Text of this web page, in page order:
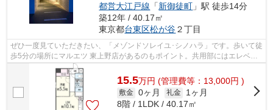
都営大江戸線 「新御徒町 」駅 徒歩14分
築12年 / 40.17㎡
東京都台東区松が谷２丁目
ぜひ一度見ていただきたい、「メゾンドソレイユ･シノハラ」です。歩いて徒
歩5分の場所にマルエツ 東上野店があるのもポイント。共用部にはエレベー
タ・敷地内ごみ置き場などが備わって...
15.5万円 (管理費等：13,000円 )
敷金 0ヶ月 礼金
1ヶ月
8階 / 1LDK / 40.17㎡